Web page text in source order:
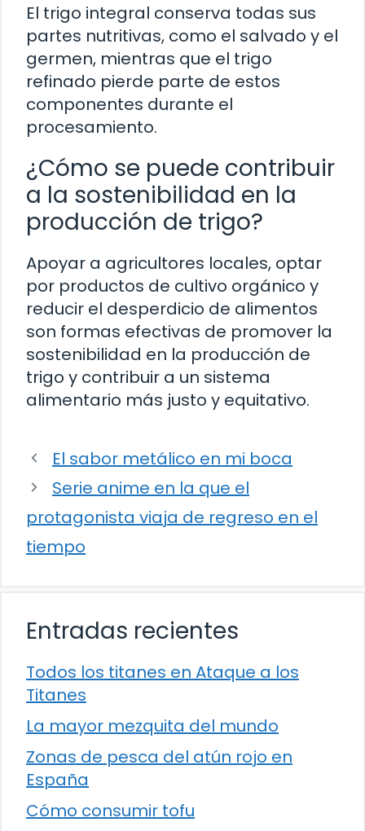
El trigo integral conserva todas sus
partes nutritivas, como el salvado y el
germen, mientras que el trigo
refinado pierde parte de estos
componentes durante el
procesamiento.
¿Cómo se puede contribuir
a la sostenibilidad en la
producción de trigo?
Apoyar a agricultores locales, optar
por productos de cultivo orgánico y
reducir el desperdicio de alimentos
son formas efectivas de promover la
sostenibilidad en la producción de
trigo y contribuir a un sistema
alimentario más justo y equitativo.
El sabor metálico en mi boca
Serie anime en la que el
protagonista viaja de regreso en el
tiempo
Entradas recientes
Todos los titanes en Ataque a los
Titanes
La mayor mezquita del mundo
Zonas de pesca del atún rojo en
España
Cómo consumir tofu